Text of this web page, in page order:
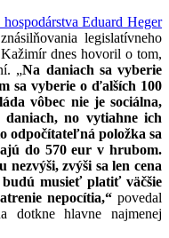
Eduard Heger
legislatívneho
dnes hovoril o tom,
„Na daniach sa vyberie
sa vyberie o ďalších 100
vôbec nie je sociálna,
daniach, no vytiahne ich
odpočítateľná položka sa
do 570 eur v hrubom.
zvýši sa len cena
budú musieť platiť väčšie
nepocítia,“ povedal
dotkne hlavne najmenej